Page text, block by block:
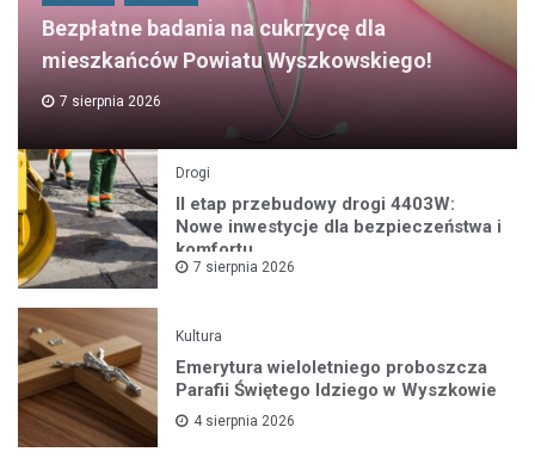
Bezpłatne badania na cukrzycę dla
mieszkańców Powiatu Wyszkowskiego!
7 sierpnia 2026
Drogi
II etap przebudowy drogi 4403W:
Nowe inwestycje dla bezpieczeństwa i
komfortu
7 sierpnia 2026
Kultura
Emerytura wieloletniego proboszcza
Parafii Świętego Idziego w Wyszkowie
4 sierpnia 2026